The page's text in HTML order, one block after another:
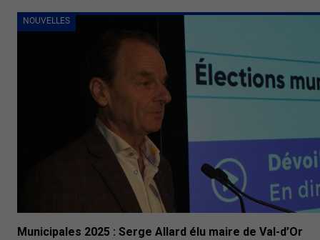
NOUVELLES
Municipales 2025 : Serge Allard élu maire de Val-d’Or